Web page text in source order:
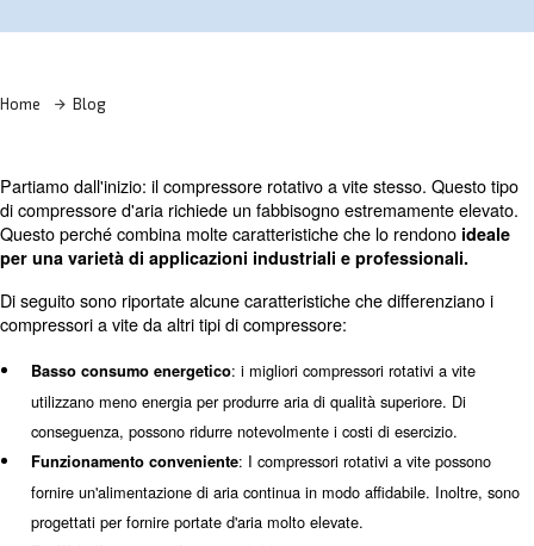
Home Blog
di compressore d'aria richiede un fabbisogno
Questo perché combina molte caratteristiche che lo
per una varietà di applicazioni industriali e
Di seguito sono riportate alcune caratteristiche che
compressori a vite da altri tipi di compressore: